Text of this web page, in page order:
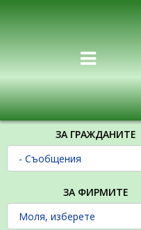
ЗА ГРАЖДАНИТЕ
ЗА ФИРМИТЕ